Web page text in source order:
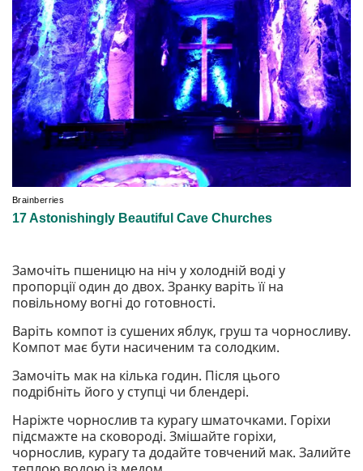
Замочіть пшеницю на ніч у холодній воді у
пропорції один до двох. Зранку варіть її на
повільному вогні до готовності.
Варіть компот із сушених яблук, груш та чорносливу.
Компот має бути насиченим та солодким.
Замочіть мак на кілька годин. Після цього
подрібніть його у ступці чи блендері.
Наріжте чорнослив та курагу шматочками. Горіхи
підсмажте на сковороді. Змішайте горіхи,
чорнослив, курагу та додайте товчений мак. Залийте